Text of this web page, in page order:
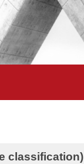
classification)